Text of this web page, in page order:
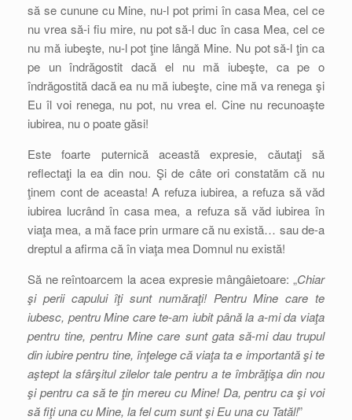
să se cunune cu Mine, nu-l pot primi în casa Mea, cel ce
nu vrea să-i fiu mire, nu pot să-l duc în casa Mea, cel ce
nu mă iubeşte, nu-l pot ţine lângă Mine. Nu pot să-l ţin ca
pe un îndrăgostit dacă el nu mă iubeşte, ca pe o
îndrăgostită dacă ea nu mă iubeşte, cine mă va renega şi
Eu îl voi renega, nu pot, nu vrea el. Cine nu recunoaşte
iubirea, nu o poate găsi!
Este foarte puternică această expresie, căutaţi să
reflectaţi la ea din nou. Şi de câte ori constatăm că nu
ţinem cont de aceasta! A refuza iubirea, a refuza să văd
iubirea lucrând în casa mea, a refuza să văd iubirea în
viaţa mea, a mă face prin urmare că nu există… sau de-a
dreptul a afirma că în viaţa mea Domnul nu există!
Să ne reîntoarcem la acea expresie mângâietoare: „Chiar
şi perii capului îţi sunt număraţi! Pentru Mine care te
iubesc, pentru Mine care te-am iubit până la a-mi da viaţa
pentru tine, pentru Mine care sunt gata să-mi dau trupul
din iubire pentru tine, înţelege că viaţa ta e importantă şi te
aştept la sfârşitul zilelor tale pentru a te îmbrăţişa din nou
şi pentru ca să te ţin mereu cu Mine! Da, pentru ca şi voi
să fiţi una cu Mine, la fel cum sunt şi Eu una cu Tatăl!”